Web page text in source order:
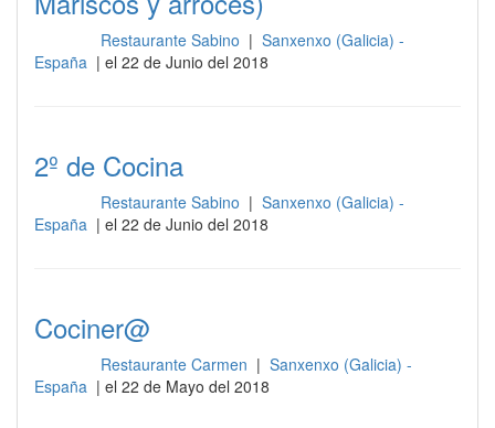
Restaurante Sabino | Sanxenxo (Galicia) -
España | el 22 de Junio del 2018
2º de Cocina
Restaurante Sabino | Sanxenxo (Galicia) -
España | el 22 de Junio del 2018
Cociner@
Restaurante Carmen | Sanxenxo (Galicia) -
España | el 22 de Mayo del 2018